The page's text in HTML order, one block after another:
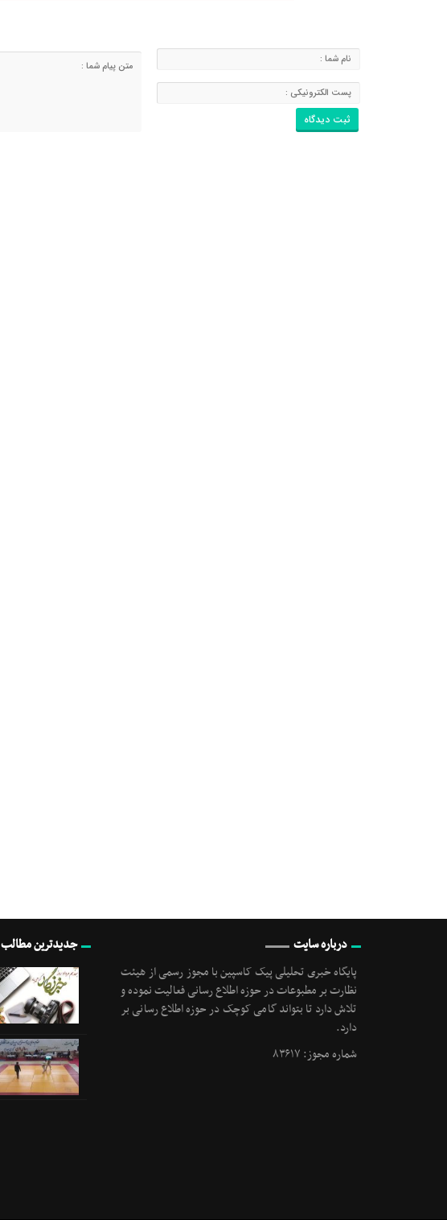
درباره سایت
پایگاه خبری تحلیلی پیک کاسپین با مجوز رسمی از هیئت
نظارت بر مطبوعات در حوزه اطلاع رسانی فعالیت نموده و
تلاش دارد تا بتواند گامی کوچک در حوزه اطلاع رسانی بر
دارد.
شماره مجوز: ۸۳۶۱۷
جدیدترین مطالب